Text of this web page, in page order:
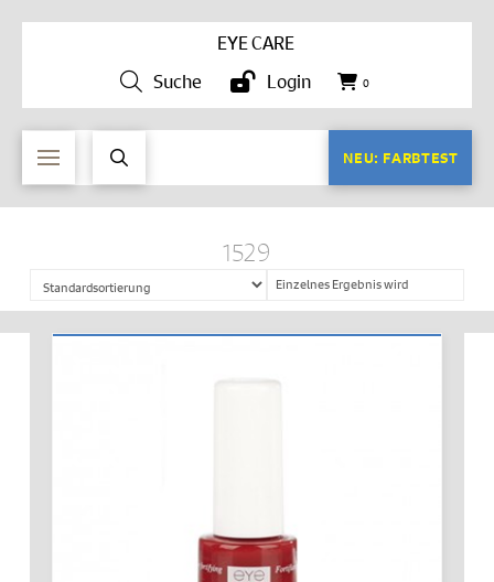
EYE CARE
Suche
Login 0
NEU: FARBTEST
1529
Einzelnes Ergebnis wird
angezeigt